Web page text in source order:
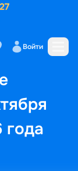
Войти
года
и